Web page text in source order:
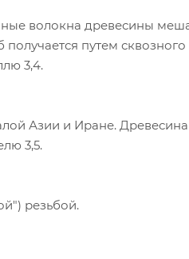
волокна древесины
путем
3,4.
Азии и Иране. Древесина
3,5.
резьбой.